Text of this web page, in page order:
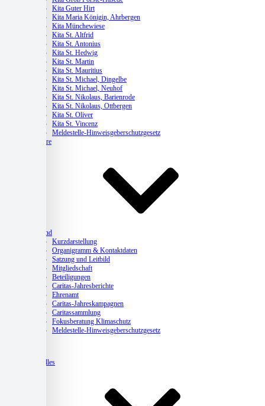
Kita Guter Hirt
Kita Maria Königin, Ahrbergen
Kita Münchewiese
Kita St. Altfrid
Kita St. Antonius
Kita St. Hedwig
Kita St. Martin
Kita St. Mauritius
Kita St. Michael, Dingelbe
Kita St. Michael, Neuhof
Kita St. Nikolaus, Barienrode
Kita St. Nikolaus, Ottbergen
Kita St. Oliver
Kita St. Vincenz
Meldestelle-Hinweisgeberschutzgesetz
Karriere
Verband
Kurzdarstellung
Organigramm & Kontaktdaten
Satzung und Leitbild
Mitgliedschaft
Beteiligungen
Caritas-Jahresberichte
Ehrenamt
Caritas-Jahreskampagnen
Caritassammlung
Fokusberatung Klimaschutz
Meldestelle-Hinweisgeberschutzgesetz
Aktuelles